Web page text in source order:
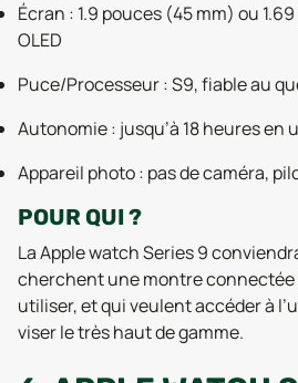
Écran : 1.9 pouces (45 mm) ou
OLED
Puce/Processeur : S9, fiable au
Autonomie : jusqu’à 18 heures en
Appareil photo : pas de caméra,
POUR QUI ?
La Apple watch Series 9
cherchent une montre connectée
utiliser, et qui veulent accéder à
viser le très haut de gamme.